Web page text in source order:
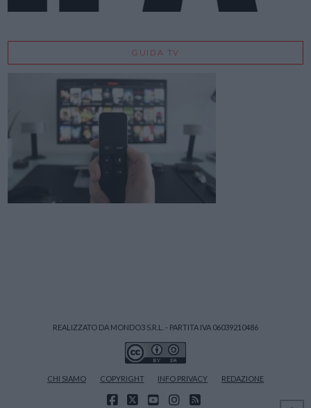
GUIDA TV
REALIZZATO DA MONDO3 S.R.L. - PARTITA IVA 06039210486
CHI SIAMO COPYRIGHT INFO PRIVACY REDAZIONE